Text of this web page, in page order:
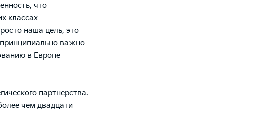
что
классах
наша цель, это
важно
в Европе
партнерства.
чем двадцати